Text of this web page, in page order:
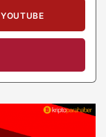
YOUTUBE